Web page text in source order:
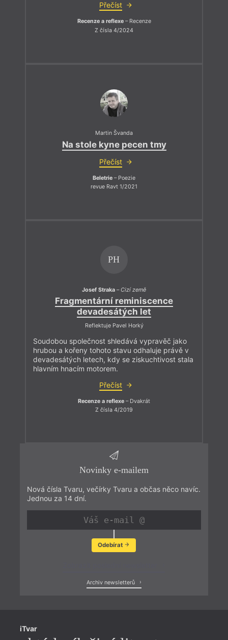
Přečíst
Recenze a reflexe– Recenze
Z čísla 4/2024
Martin Švanda
Na stole kyne pecen tmy
Přečíst
Beletrie – Poezie
revue Ravt 1/2021
PH
Josef Straka –Cizí země
Fragmentární reminiscence
devadesátých let
Reflektuje Pavel Horký
Soudobou společnost shledává vypravěč jako
hrubou a kořeny tohoto stavu odhaluje právě v
devadesátých letech, kdy se ziskuchtivost stala
hlavním hnacím motorem.
Přečíst
Recenze a reflexe – Dvakrát
Z čísla 4/2019
Novinky e-mailem
Nová čísla Tvaru, večírky Tvaru a občas něco navíc.
Jednou za 14 dní.
Odebírat
Archiv newsletterů
iTvar